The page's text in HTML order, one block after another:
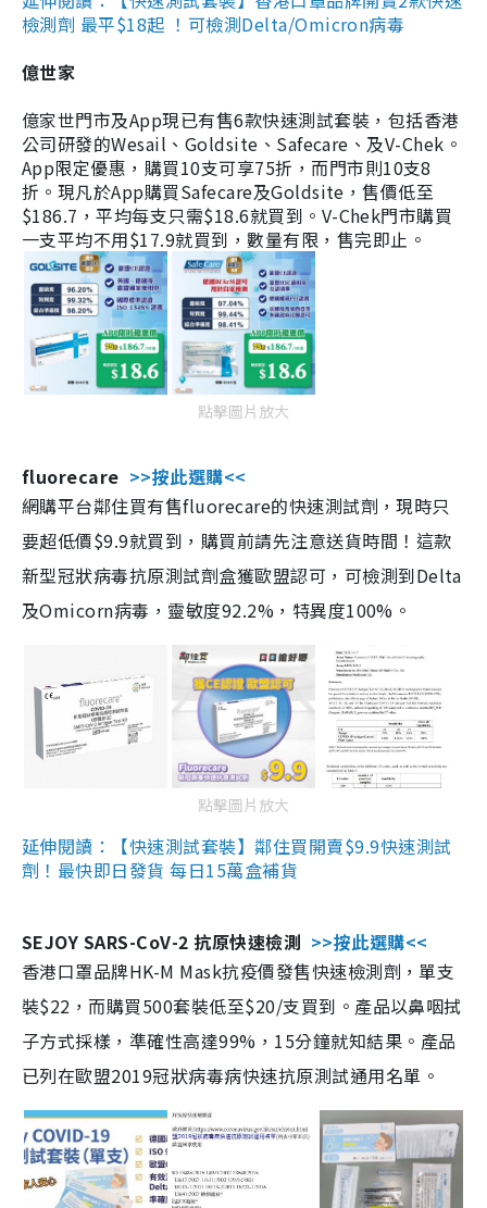
檢測劑 最平$18起 ！可檢測Delta/Omicron病毒
億世家
億家世門市及App現已有售6款快速測試套裝，包括香港
公司研發的Wesail、Goldsite、Safecare、及V-Chek。
App限定優惠，購買10支可享75折，而門市則10支8
折。現凡於App購買Safecare及Goldsite，售價低至
$186.7，平均每支只需$18.6就買到。V-Chek門市購買
一支平均不用$17.9就買到，數量有限，售完即止。
點擊圖片放大
fluorecare >>按此選購<<
網購平台鄰住買有售fluorecare的快速測試劑，現時只
要超低價$9.9就買到，購買前請先注意送貨時間！這款
新型冠狀病毒抗原測試劑盒獲歐盟認可，可檢測到Delta
及Omicorn病毒，靈敏度92.2%，特異度100%。
點擊圖片放大
延伸閱讀：【快速測試套裝】鄰住買開賣$9.9快速測試
劑！最快即日發貨 每日15萬盒補貨
SEJOY SARS-CoV-2 抗原快速檢測 >>按此選購<<
香港口罩品牌HK-M Mask抗疫價發售快速檢測劑，單支
裝$22，而購買500套裝低至$20/支買到。產品以鼻咽拭
子方式採樣，準確性高達99%，15分鐘就知結果。產品
已列在歐盟2019冠狀病毒病快速抗原測試通用名單。